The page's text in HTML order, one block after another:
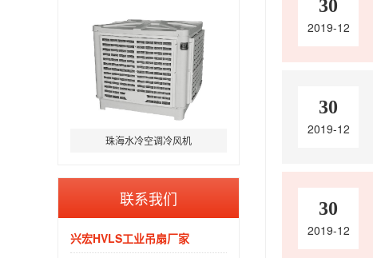
珠海水冷空调冷风机
联系我们
兴宏HVLS工业吊扇厂家
30
2019-12
30
2019-12
30
2019-12